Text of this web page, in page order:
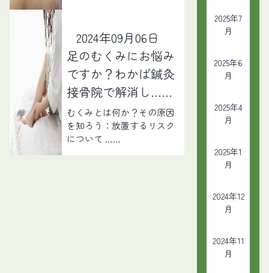
2024年09月06日
足のむくみにお悩み
ですか？わかば鍼灸
接骨院で解消し……
むくみとは何か？その原因
を知ろう：放置するリスク
について ……
2025年7
月
2025年6
月
2025年4
月
2025年1
月
2024年12
月
2024年11
月